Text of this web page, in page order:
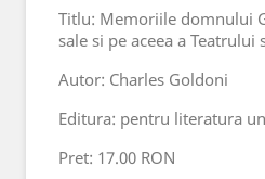
Titlu: Memoriile domnului
sale si pe aceea a Teatrului
Autor: Charles Goldoni
Editura: pentru literatura
Pret: 17.00 RON